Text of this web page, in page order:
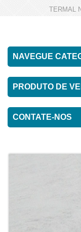
TERMAL
NAVEGUE
PRODUTO DE
CONTATE-NOS